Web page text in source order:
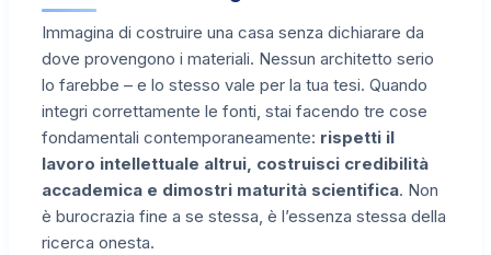
Immagina di costruire una casa senza dichiarare da
dove provengono i materiali. Nessun architetto serio
lo farebbe – e lo stesso vale per la tua tesi. Quando
integri correttamente le fonti, stai facendo tre cose
fondamentali contemporaneamente: rispetti il
lavoro intellettuale altrui, costruisci credibilità
accademica e dimostri maturità scientifica. Non
è burocrazia fine a se stessa, è l’essenza stessa della
ricerca onesta.